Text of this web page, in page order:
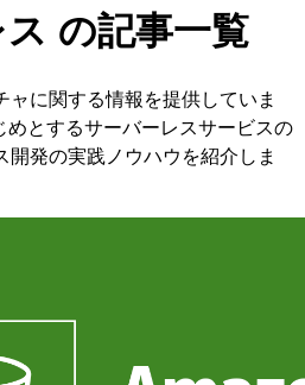
の記事一覧
に関する情報を提供していま
とするサーバーレスサービスの
発の実践ノウハウを紹介しま